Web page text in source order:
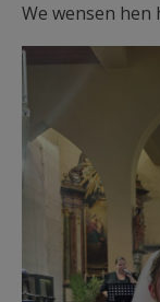
We wensen hen